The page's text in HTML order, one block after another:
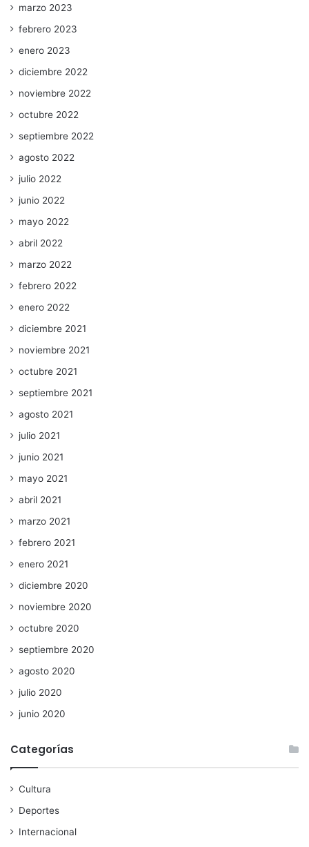
marzo 2023
febrero 2023
enero 2023
diciembre 2022
noviembre 2022
octubre 2022
septiembre 2022
agosto 2022
julio 2022
junio 2022
mayo 2022
abril 2022
marzo 2022
febrero 2022
enero 2022
diciembre 2021
noviembre 2021
octubre 2021
septiembre 2021
agosto 2021
julio 2021
junio 2021
mayo 2021
abril 2021
marzo 2021
febrero 2021
enero 2021
diciembre 2020
noviembre 2020
octubre 2020
septiembre 2020
agosto 2020
julio 2020
junio 2020
Categorías
Cultura
Deportes
Internacional